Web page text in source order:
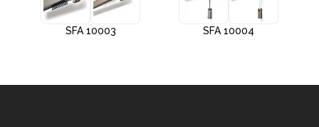
SFA 10003 SFA 10004